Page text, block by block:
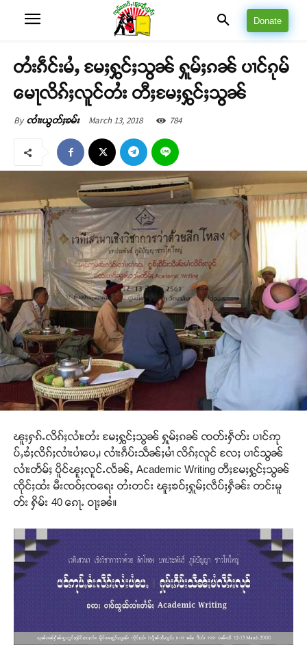
Donate
တႆးၵဵင်းမႆႇ မႄႈႁွင်ႈသွၼ် ႁူမ်ႈၵၼ် ပၢင်ၵုမ်
မေႃလိၵ်ႈလူင်တႆး တီႈမႄႈႁွင်ႈသွၼ်
By ၸၢႆးယွတ်ႈၶမ်း March 13, 2018 784
ၽူႈႁၵ်ႉလိၵ်ႈလၢႆးတႆး မႄႈႁွင်ႈသွၼ် ႁူမ်ႈၵၼ် ၸတ်းႁဵတ်း ပၢင်ဢု
ပ်ႇၶႆႈလိၵ်ႈလၢႆးပၢႆပေႇ၊ လၢႆးၵဵပ်းသဵၼ်ႈမၢႆ လိၵ်ႈလူင် လႄႈ ပၢင်သွၼ်
လၢႆးတႅမ်ႈ ပိူင်ၽူႈလူင်ႉလႅၼ်ႇ Academic Writing တီႈမႄႈႁွင်ႈသွၼ်
ၸိုင်ႈထႆး မီးၸဝ်ႈၸရေး တႆးတင်း ၽူႈၶဝ်ႈႁူမ်ႈလဵပ်ႈႁဵၼ်း တင်းမူ
တ်း ႁိမ်း 40 ၵေႃႉ ဝႃႈၼႆ။